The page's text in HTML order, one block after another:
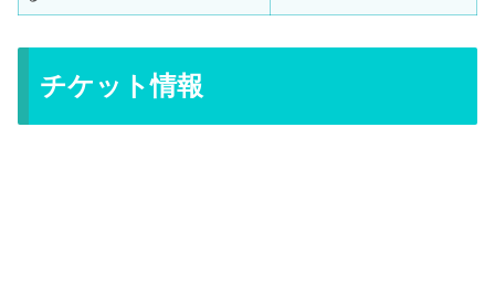
チケット情報